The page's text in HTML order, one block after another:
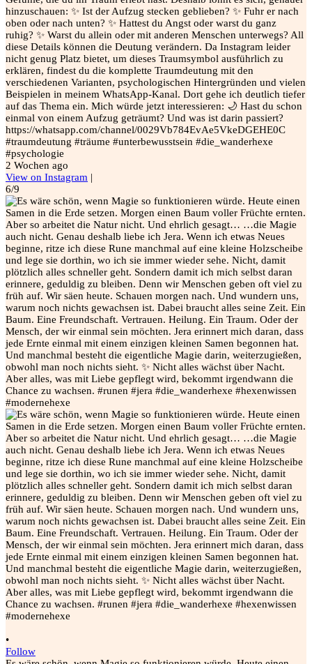
hinzuschauen: ✨ Ist der Aufzug stecken geblieben? ✨ Fuhr er nach
oben oder nach unten? ✨ Hattest du Angst oder warst du ganz
ruhig? ✨ Warst du allein oder mit anderen Menschen unterwegs? All
diese Details können die Deutung verändern. Da Instagram leider
nicht genug Platz bietet, um dieses Traumsymbol ausführlich zu
erklären, findest du die komplette Traumdeutung mit den
verschiedenen Varianten, psychologischen Hintergründen und vielen
Beispielen in meinem WhatsApp-Kanal. Dort gehe ich deutlich tiefer
auf das Thema ein. Mich würde jetzt interessieren: 🌙 Hast du schon
einmal von einem Aufzug geträumt? Und was ist darin passiert?
https://whatsapp.com/channel/0029Vb784EvAe5VkeDGEHE0C
#traumdeutung #träume #unterbewusstsein #die_wanderhexe
#psychologie
2 Wochen ago
View on Instagram |
6/9
•
Follow